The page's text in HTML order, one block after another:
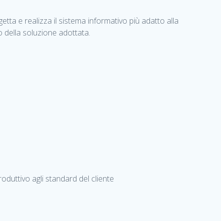
e realizza il sistema informativo più adatto alla
della soluzione adottata.
agli standard del cliente